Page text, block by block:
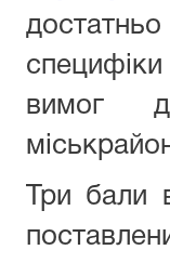
вимог
Три бали